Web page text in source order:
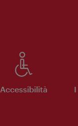
Accessibilità